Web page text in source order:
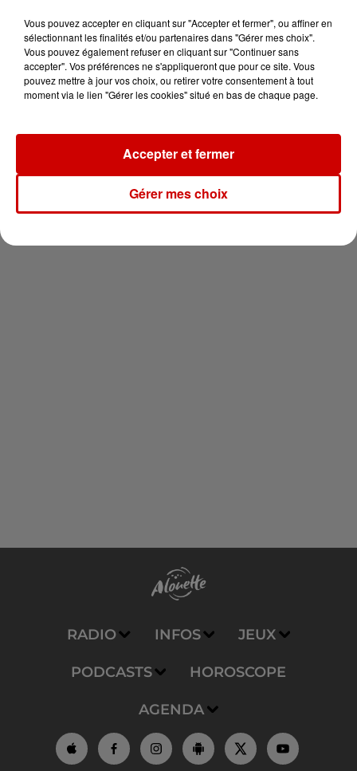
Le Duel - Gagnez votre balade
en jet ski !
Newsletter
RADIO INFOS JEUX
PODCASTS HOROSCOPE
AGENDA
Vous pouvez accepter en cliquant sur "Accepter et fermer", ou affiner en
sélectionnant les finalités et/ou partenaires dans "Gérer mes choix".
Vous pouvez également refuser en cliquant sur "Continuer sans
accepter". Vos préférences ne s'appliqueront que pour ce site. Vous
pouvez mettre à jour vos choix, ou retirer votre consentement à tout
moment via le lien "Gérer les cookies" situé en bas de chaque page.
Gérer mes choix
Accepter et fermer